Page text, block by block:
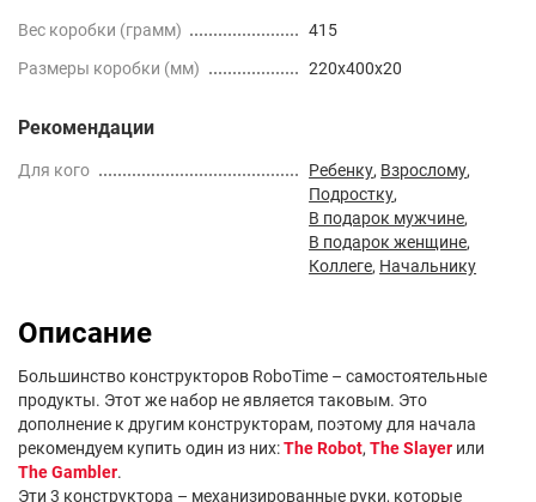
Вес коробки (грамм)
415
Размеры коробки (мм)
220x400x20
Рекомендации
Для кого Ребенку, Взрослому,
Подростку,
В подарок мужчине,
В подарок женщине,
Коллеге, Начальнику
Описание
Большинство конструкторов RoboTime – самостоятельные
продукты. Этот же набор не является таковым. Это
дополнение к другим конструкторам, поэтому для начала
рекомендуем купить один из них:The Robot, The Slayer или
The Gambler.
Эти 3 конструктора – механизированные руки, которые